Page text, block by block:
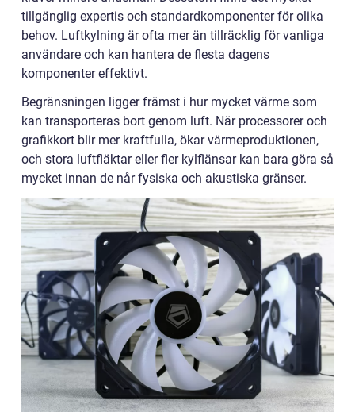
tillgänglig expertis och standardkomponenter för olika
behov. Luftkylning är ofta mer än tillräcklig för vanliga
användare och kan hantera de flesta dagens
komponenter effektivt.
Begränsningen ligger främst i hur mycket värme som
kan transporteras bort genom luft. När processorer och
grafikkort blir mer kraftfulla, ökar värmeproduktionen,
och stora luftfläktar eller fler kylflänsar kan bara göra så
mycket innan de når fysiska och akustiska gränser.